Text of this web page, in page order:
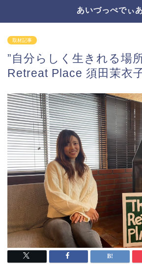
あいづっぺでぃ
取材記事
”自分らしく生きれる場
Retreat Place 須田茉衣